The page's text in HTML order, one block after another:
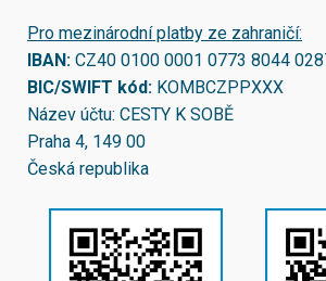
Pro mezinárodní platby ze zahraničí:
IBAN: CZ40 0100 0001 0773 8044
BIC/SWIFT kód: KOMBCZPPXXX
Název účtu: CESTY K SOBĚ
Praha 4, 149 00
Česká republika